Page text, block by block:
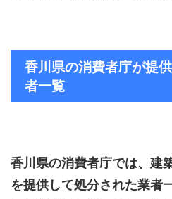
香川県の消費者庁が提
者一覧
香川県の消費者庁では、建
を提供して処分された業者